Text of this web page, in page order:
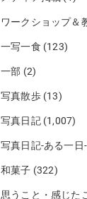
ワークショップ＆
一写一食 (123)
一部 (2)
写真散歩(13)
写真日記(1,007)
写真日記-ある一日-
和菓子 (322)
思うこと・感じた